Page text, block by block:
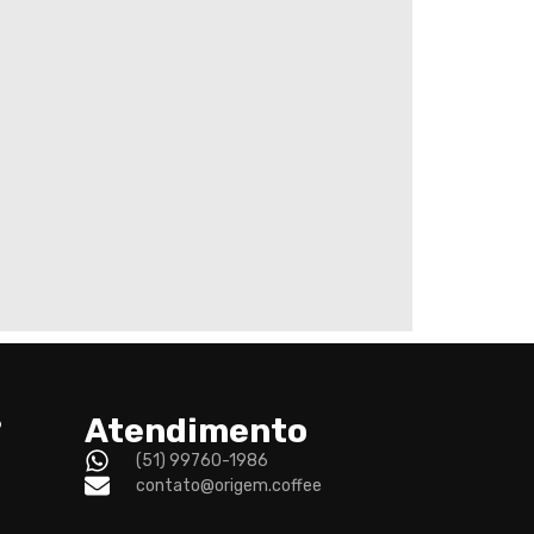
Atendimento
(51) 99760-1986
contato@origem.coffee